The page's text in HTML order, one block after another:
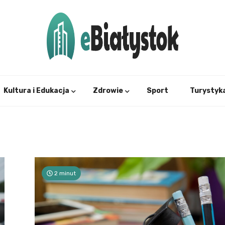
Kultura i Edukacja Zdrowie Sport
2 minut